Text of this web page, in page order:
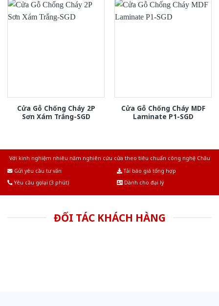
Cửa Gỗ Chống Cháy 2P
Sơn Xám Trắng-SGD
Cửa Gỗ Chống Cháy MDF
Laminate P1-SGD
Với kinh nghiệm nhiêu năm nghiên cứu cửa theo tiêu chuẩn công nghệ Châu
Gửi yêu cầu tư vấn
Tải báo giá tổng hợp
Yêu cầu gọi lại (3 phút)
Dành cho đại lý
ĐỐI TÁC KHÁCH HÀNG